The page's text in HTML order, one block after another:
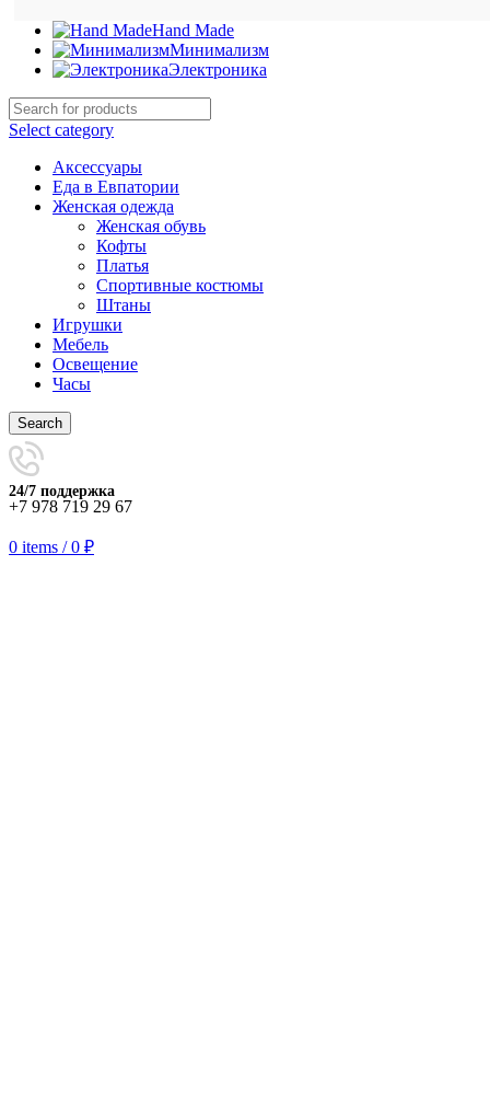
Hand Made
Минимализм
Электроника
Select category
Аксессуары
Еда в Евпатории
Женская одежда
Женская обувь
Кофты
Платья
Спортивные костюмы
Штаны
Игрушки
Мебель
Освещение
Часы
Search
24/7 поддержка
+7 978 719 29 67
0 items / 0 ₽